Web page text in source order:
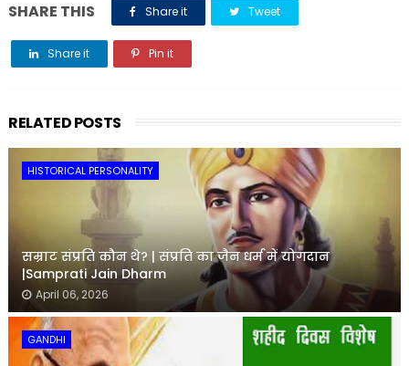
SHARE THIS Share it Tweet
Share it Pin it
RELATED POSTS
HISTORICAL PERSONALITY
सम्राट संप्रति कौन थे? | संप्रति का जैन धर्म में योगदान
|Samprati Jain Dharm
April 06, 2026
GANDHI